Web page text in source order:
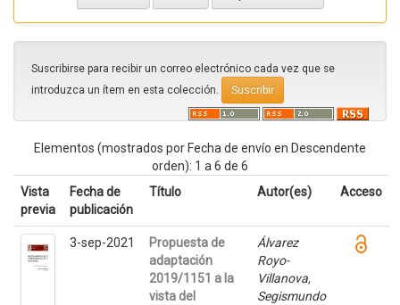
Suscribirse para recibir un correo electrónico cada vez que se
introduzca un ítem en esta colección.
Elementos (mostrados por Fecha de envío en Descendente
orden): 1 a 6 de 6
Vista
previa
Fecha de
publicación
Título Autor(es) Acceso
3-sep-2021
Propuesta de
adaptación
2019/1151 a la
vista del
Álvarez
Royo-
Villanova,
Segismundo